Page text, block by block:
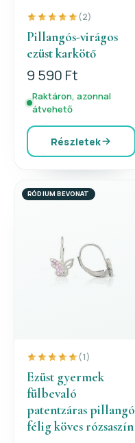
(2)
Pillangós-virágos
ezüst karkötő
9 590 Ft
Raktáron, azonnal
átvehető
Részletek
RÓDIUM BEVONAT
(1)
Ezüst gyermek
fülbevaló
patentzáras pillangó
félig köves rózsaszín